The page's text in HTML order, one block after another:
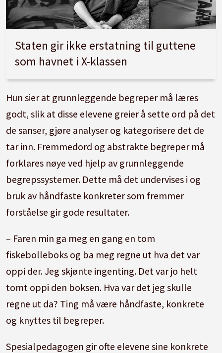
Staten gir ikke erstatning til guttene
som havnet i X-klassen
Hun sier at grunnleggende begreper må læres
godt, slik at disse elevene greier å sette ord på det
de sanser, gjøre analyser og kategorisere det de
tar inn. Fremmedord og abstrakte begreper må
forklares nøye ved hjelp av grunnleggende
begrepssystemer. Dette må det undervises i og
bruk av håndfaste konkreter som fremmer
forståelse gir gode resultater.
– Faren min ga meg en gang en tom
fiskebolleboks og ba meg regne ut hva det var
oppi der. Jeg skjønte ingenting. Det var jo helt
tomt oppi den boksen. Hva var det jeg skulle
regne ut da? Ting må være håndfaste, konkrete
og knyttes til begreper.
Spesialpedagogen gir ofte elevene sine konkrete